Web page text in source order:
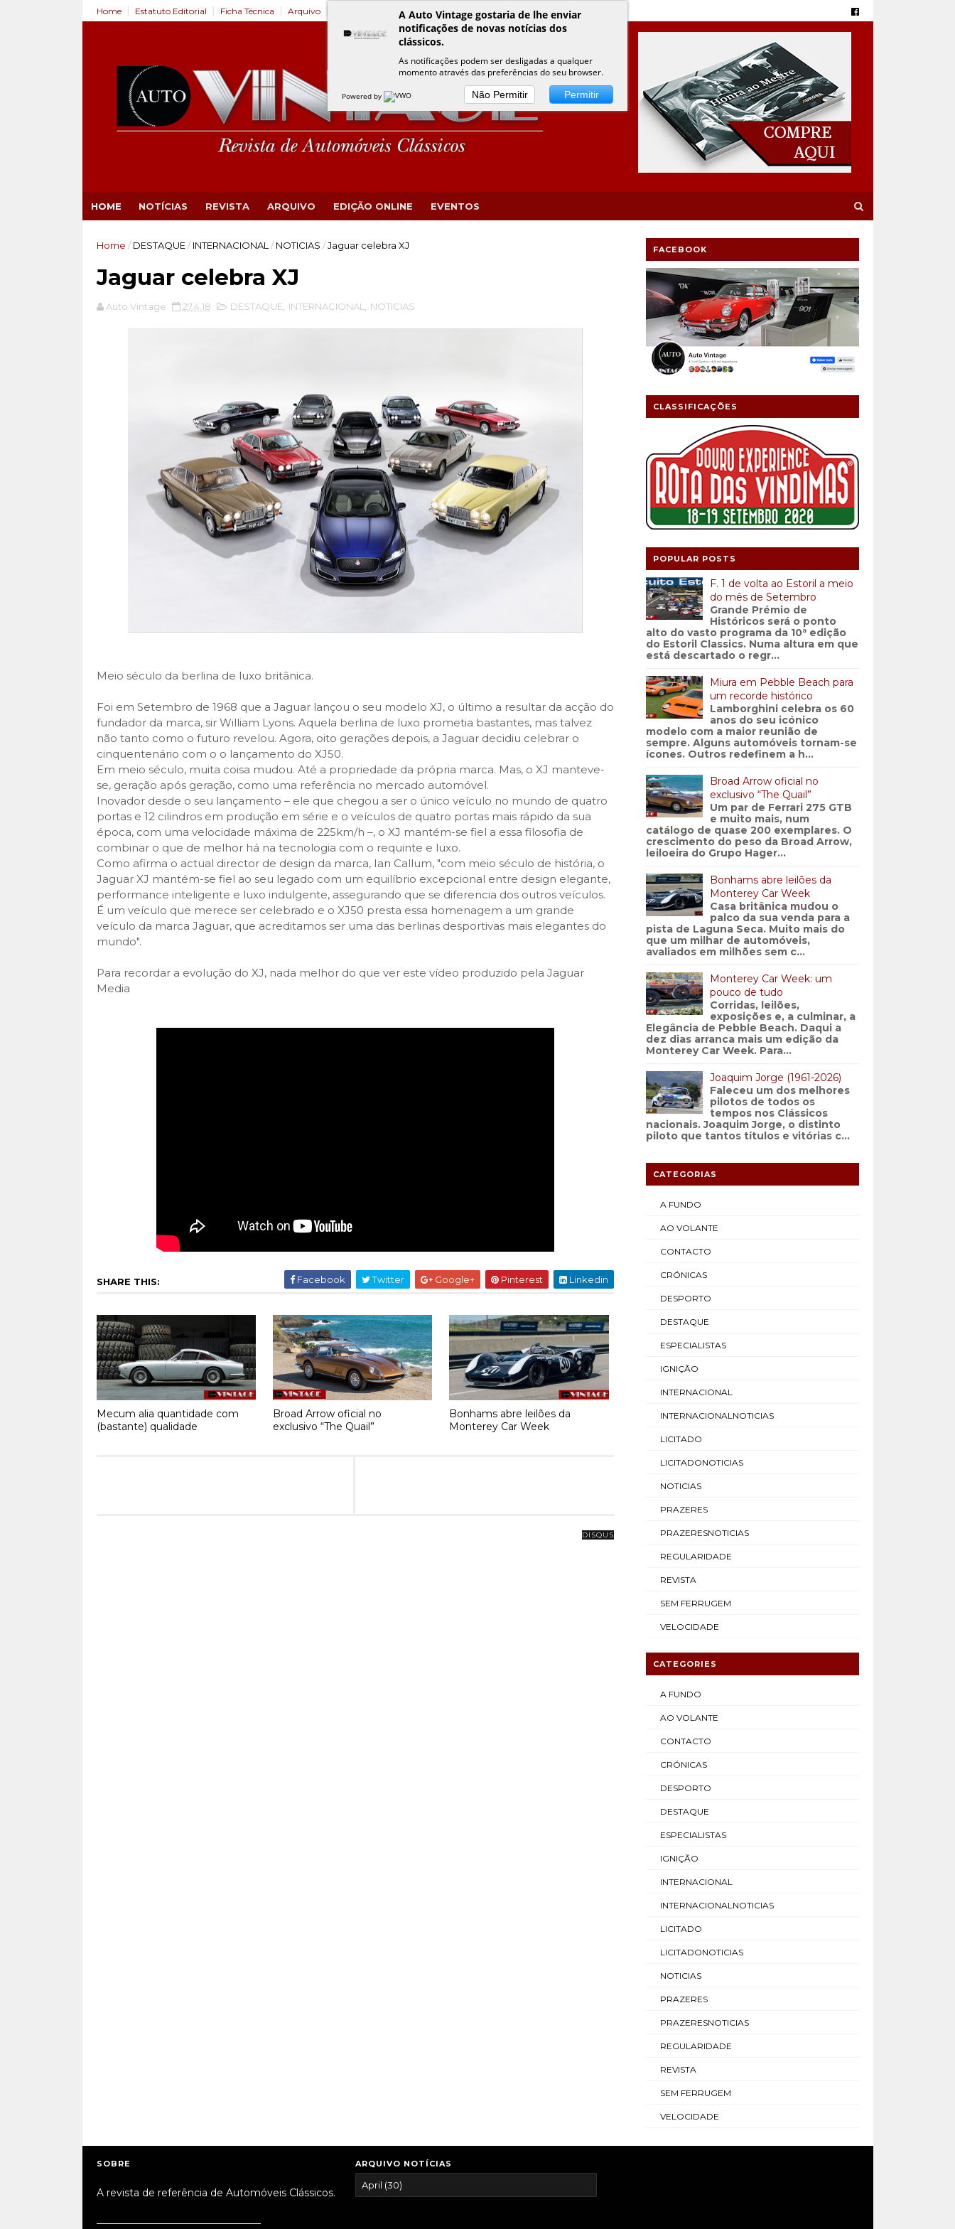
Home Estatuto Editorial Ficha Técnica Arquivo Eventos VINTAGE Política de Privacidade
HOME NOTÍCIAS REVISTA ARQUIVO EDIÇÃO ONLINE EVENTOS
Home / DESTAQUE / INTERNACIONAL / NOTICIAS / Jaguar celebra XJ
Jaguar celebra XJ
Auto Vintage 27.4.18 DESTAQUE INTERNACIONAL NOTICIAS
Meio século da berlina de luxo britânica.
Foi em Setembro de 1968 que a Jaguar lançou o seu modelo XJ, o último a resultar da acção do
fundador da marca, sir William Lyons. Aquela berlina de luxo prometia bastantes, mas talvez
não tanto como o futuro revelou. Agora, oito gerações depois, a Jaguar decidiu celebrar o
cinquentenário com o o lançamento do XJ50.
Em meio século, muita coisa mudou. Até a propriedade da própria marca. Mas, o XJ manteve-
se, geração após geração, como uma referência no mercado automóvel.
Inovador desde o seu lançamento – ele que chegou a ser o único veículo no mundo de quatro
portas e 12 cilindros em produção em série e o veículos de quatro portas mais rápido da sua
época, com uma velocidade máxima de 225km/h –, o XJ mantém-se fiel a essa filosofia de
combinar o que de melhor há na tecnologia com o requinte e luxo.
Como afirma o actual director de design da marca, Ian Callum, "com meio século de história, o
Jaguar XJ mantém-se fiel ao seu legado com um equilíbrio excepcional entre design elegante,
performance inteligente e luxo indulgente, assegurando que se diferencia dos outros veículos.
É um veículo que merece ser celebrado e o XJ50 presta essa homenagem a um grande
veículo da marca Jaguar, que acreditamos ser uma das berlinas desportivas mais elegantes do
mundo".
Para recordar a evolução do XJ, nada melhor do que ver este vídeo produzido pela Jaguar
Media
SHARE THIS: Facebook Twitter Google+ Pinterest Linkedin
Mecum alia quantidade com
(bastante) qualidade
Broad Arrow oficial no
exclusivo “The Quail”
Bonhams abre leilões da
Monterey Car Week
DISQUS
FACEBOOK
CLASSIFICAÇÕES
POPULAR POSTS
F. 1 de volta ao Estoril a meio
do mês de Setembro
Grande Prémio de
Históricos será o ponto
alto do vasto programa da 10ª edição
do Estoril Classics. Numa altura em que
está descartado o regr...
Miura em Pebble Beach para
um recorde histórico
Lamborghini celebra os 60
anos do seu icónico
modelo com a maior reunião de
sempre. Alguns automóveis tornam-se
ícones. Outros redefinem a h...
Broad Arrow oficial no
exclusivo “The Quail”
Um par de Ferrari 275 GTB
e muito mais, num
catálogo de quase 200 exemplares. O
crescimento do peso da Broad Arrow,
leiloeira do Grupo Hager...
Bonhams abre leilões da
Monterey Car Week
Casa britânica mudou o
palco da sua venda para a
pista de Laguna Seca. Muito mais do
que um milhar de automóveis,
avaliados em milhões sem c...
Monterey Car Week: um
pouco de tudo
Corridas, leilões,
exposições e, a culminar, a
Elegância de Pebble Beach. Daqui a
dez dias arranca mais um edição da
Monterey Car Week. Para...
Joaquim Jorge (1961-2026)
Faleceu um dos melhores
pilotos de todos os
tempos nos Clássicos
nacionais. Joaquim Jorge, o distinto
piloto que tantos títulos e vitórias c...
CATEGORIAS
A FUNDO
AO VOLANTE
CONTACTO
CRÓNICAS
DESPORTO
DESTAQUE
ESPECIALISTAS
IGNIÇÃO
INTERNACIONAL
INTERNACIONALNOTICIAS
LICITADO
LICITADONOTICIAS
NOTICIAS
PRAZERES
PRAZERESNOTICIAS
REGULARIDADE
REVISTA
SEM FERRUGEM
VELOCIDADE
CATEGORIES
A FUNDO
AO VOLANTE
CONTACTO
CRÓNICAS
DESPORTO
DESTAQUE
ESPECIALISTAS
IGNIÇÃO
INTERNACIONAL
INTERNACIONALNOTICIAS
LICITADO
LICITADONOTICIAS
NOTICIAS
PRAZERES
PRAZERESNOTICIAS
REGULARIDADE
REVISTA
SEM FERRUGEM
VELOCIDADE
SOBRE
A revista de referência de Automóveis Clássicos.
ARQUIVO NOTÍCIAS
A Auto Vintage gostaria de lhe enviar
notificações de novas notícias dos
clássicos.
As notificações podem ser desligadas a qualquer
momento através das preferências do seu browser.
Powered by Não Permitir Permitir